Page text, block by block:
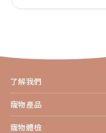
了解我們
寵物產品
寵物體檢